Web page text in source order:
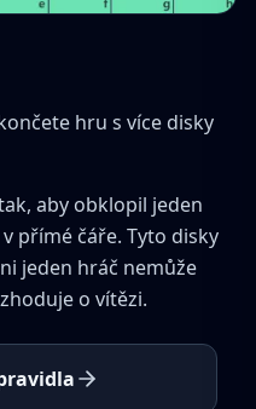
hru s více disky
aby obklopil jeden
přímé čáře. Tyto disky
jeden hráč nemůže
o vítězi.